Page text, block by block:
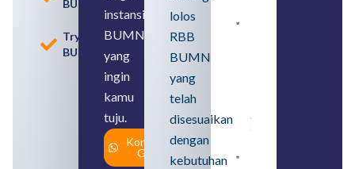
BUMN
Tryout
BUMN
instansi
BUMN
yang
ingin
kamu
tuju.
Konsultasi
Gratis
lolos
RBB
BUMN
yang
telah
disesuaikan
dengan
kebutuhan
August 6,
2026